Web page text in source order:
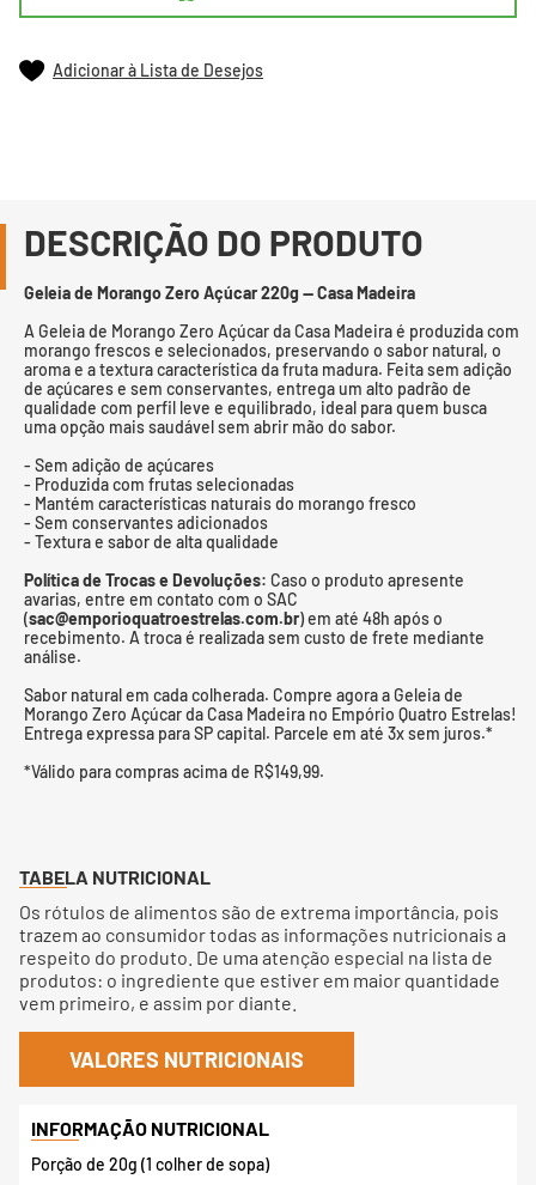
Adicionar à Lista de Desejos
DESCRIÇÃO DO PRODUTO
Geleia de Morango Zero Açúcar 220g — Casa Madeira
A Geleia de Morango Zero Açúcar da Casa Madeira é produzida com
morango frescos e selecionados, preservando o sabor natural, o
aroma e a textura característica da fruta madura. Feita sem adição
de açúcares e sem conservantes, entrega um alto padrão de
qualidade com perfil leve e equilibrado, ideal para quem busca
uma opção mais saudável sem abrir mão do sabor.
- Sem adição de açúcares
- Produzida com frutas selecionadas
- Mantém características naturais do morango fresco
- Sem conservantes adicionados
- Textura e sabor de alta qualidade
Política de Trocas e Devoluções: Caso o produto apresente
avarias, entre em contato com o SAC
(sac@emporioquatroestrelas.com.br) em até 48h após o
recebimento. A troca é realizada sem custo de frete mediante
análise.
Sabor natural em cada colherada. Compre agora a Geleia de
Morango Zero Açúcar da Casa Madeira no Empório Quatro Estrelas!
Entrega expressa para SP capital. Parcele em até 3x sem juros.*
*Válido para compras acima de R$149,99.
TABELA NUTRICIONAL
Os rótulos de alimentos são de extrema importância, pois
trazem ao consumidor todas as informações nutricionais a
respeito do produto. De uma atenção especial na lista de
produtos: o ingrediente que estiver em maior quantidade
vem primeiro, e assim por diante.
VALORES NUTRICIONAIS
Porção de 20g (1 colher de sopa)